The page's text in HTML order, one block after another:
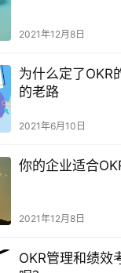
2021年12月8日
为什么定了OKR
的老路
2021年6月10日
你的企业适合
2021年12月8日
OKR管理和绩效